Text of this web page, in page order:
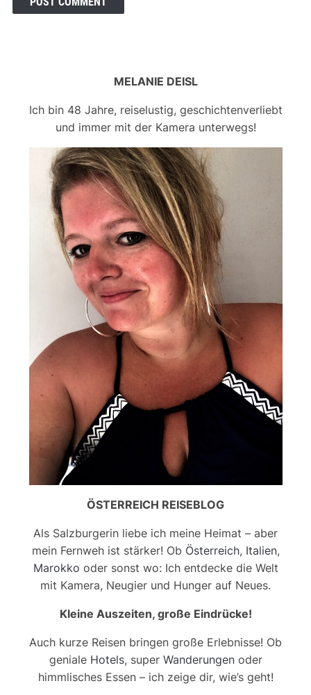
MELANIE DEISL
Ich bin 48 Jahre, reiselustig, geschichtenverliebt
und immer mit der Kamera unterwegs!
ÖSTERREICH REISEBLOG
Als Salzburgerin liebe ich meine Heimat – aber
mein Fernweh ist stärker! Ob Österreich, Italien,
Marokko oder sonst wo: Ich entdecke die Welt
mit Kamera, Neugier und Hunger auf Neues.
Kleine Auszeiten, große Eindrücke!
Auch kurze Reisen bringen große Erlebnisse! Ob
geniale Hotels, super Wanderungenoder
himmlisches Essen – ich zeige dir, wie’s geht!